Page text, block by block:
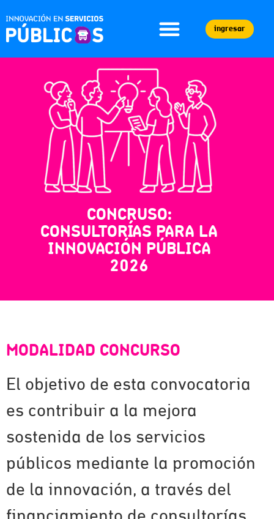
ingresar
CONCRUSO:
CONSULTORÍAS PARA LA
INNOVACIÓN PÚBLICA
2026
MODALIDAD CONCURSO
El objetivo de esta convocatoria
es contribuir a la mejora
sostenida de los servicios
públicos mediante la promoción
de la innovación, a través del